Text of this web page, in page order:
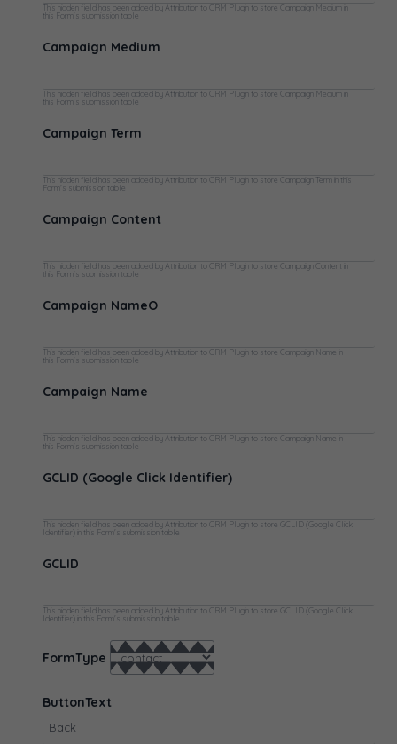
This hidden field has been added by Attribution to CRM Plugin to store Campaign Medium in
this Form's submission table
Campaign Medium
This hidden field has been added by Attribution to CRM Plugin to store Campaign Medium in
this Form's submission table
Campaign Term
This hidden field has been added by Attribution to CRM Plugin to store Campaign Term in this
Form's submission table
Campaign Content
This hidden field has been added by Attribution to CRM Plugin to store Campaign Content in
this Form's submission table
Campaign NameO
This hidden field has been added by Attribution to CRM Plugin to store Campaign Name in
this Form's submission table
Campaign Name
This hidden field has been added by Attribution to CRM Plugin to store Campaign Name in
this Form's submission table
GCLID (Google Click Identifier)
This hidden field has been added by Attribution to CRM Plugin to store GCLID (Google Click
Identifier) in this Form's submission table
GCLID
This hidden field has been added by Attribution to CRM Plugin to store GCLID (Google Click
Identifier) in this Form's submission table
FormType
ButtonText